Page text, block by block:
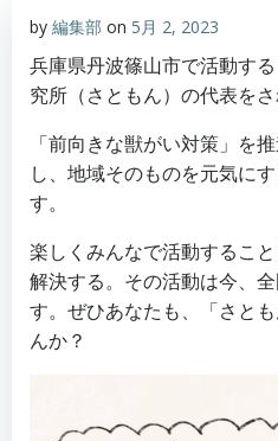
by 編集部 on 5月 2, 2023
兵庫県丹波篠山市で活動す
究所（さともん）の代表を
「前向きな獣がい対策」を
し、地域そのものを元気に
す。
楽しくみんなで活動するこ
解決する。その活動は今、
す。ぜひあなたも、「さと
んか？